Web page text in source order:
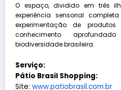
O espaço, dividido em três
experiência sensorial
experimentação de
conhecimento
biodiversidade brasileira.
Serviço:
Pátio Brasil Shopping:
Site: www.patiobrasil.com.br